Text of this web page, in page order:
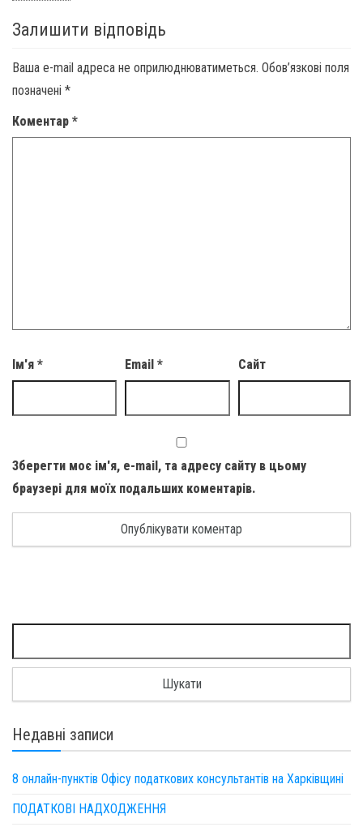
Залишити відповідь
Ваша e-mail адреса не оприлюднюватиметься. Обов’язкові поля
позначені *
Коментар *
Ім'я * Email* Сайт
Зберегти моє ім'я, e-mail, та адресу сайту в цьому
браузері для моїх подальших коментарів.
Недавні записи
8 онлайн-пунктів Офісу податкових консультантів на Харківщині
ПОДАТКОВІ НАДХОДЖЕННЯ